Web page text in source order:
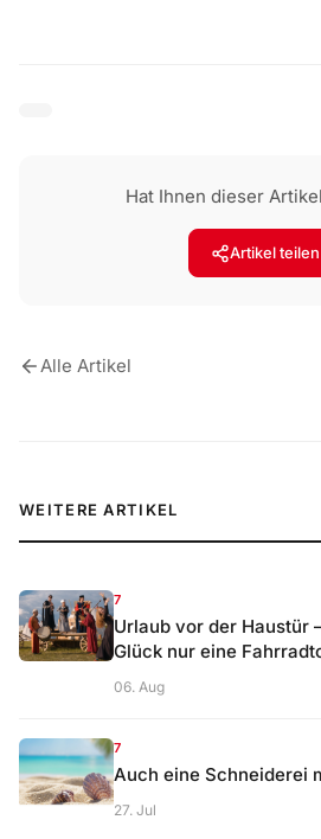
Hat Ihnen dieser
Artikel teilen
Alle Artikel
WEITERE ARTIKEL
7
Urlaub vor der Haustür
Glück nur eine
06. Aug
7
Auch eine Schneiderei
27. Jul